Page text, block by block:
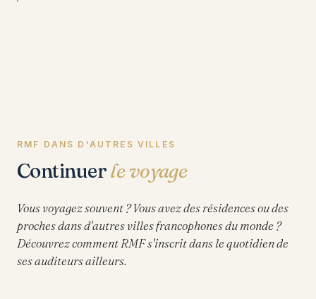
RMF DANS D'AUTRES VILLES
Continuerle voyage
Vous voyagez souvent ? Vous avez des résidences ou des
proches dans d'autres villes francophones du monde ?
Découvrez comment RMF s'inscrit dans le quotidien de
ses auditeurs ailleurs.